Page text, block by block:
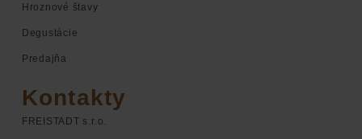
Hroznové štavy
Degustácie
Predajňa
Kontakty
FREISTADT s.r.o.